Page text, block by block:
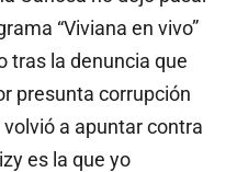
“Viviana en vivo”
tras la denuncia que
presunta corrupción
a apuntar contra
es la que yo